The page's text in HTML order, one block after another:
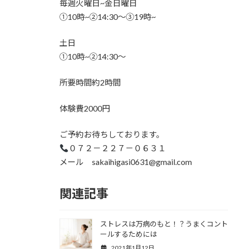
毎週火曜日~金日曜日
①10時~②14:30〜③19時~
土日
①10時~②14:30〜
所要時間約2時間
体験費2000円
ご予約お待ちしております。
０７２－２２７－０６３１
メール sakaihigasi0631@gmail.com
関連記事
ストレスは万病のもと！？うまくコン
ールするためには